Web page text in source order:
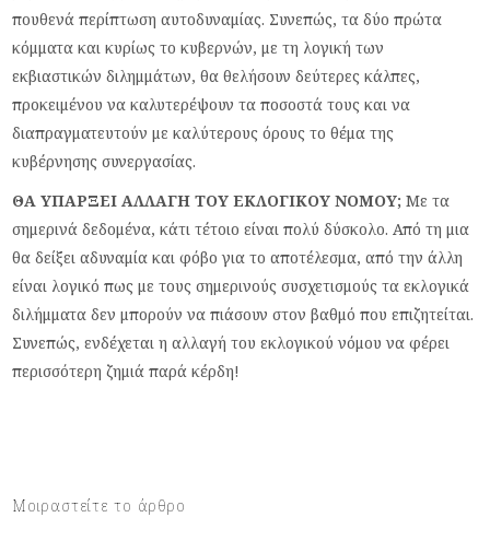
πουθενά περίπτωση αυτοδυναμίας. Συνεπώς, τα δύο πρώτα
κόμματα και κυρίως το κυβερνών, με τη λογική των
εκβιαστικών διλημμάτων, θα θελήσουν δεύτερες κάλπες,
προκειμένου να καλυτερέψουν τα ποσοστά τους και να
διαπραγματευτούν με καλύτερους όρους το θέμα της
κυβέρνησης συνεργασίας.
ΘΑ ΥΠΑΡΞΕΙ ΑΛΛΑΓΗ ΤΟΥ ΕΚΛΟΓΙΚΟΥ ΝΟΜΟΥ; Με τα
σημερινά δεδομένα, κάτι τέτοιο είναι πολύ δύσκολο. Από τη μια
θα δείξει αδυναμία και φόβο για το αποτέλεσμα, από την άλλη
είναι λογικό πως με τους σημερινούς συσχετισμούς τα εκλογικά
διλήμματα δεν μπορούν να πιάσουν στον βαθμό που επιζητείται.
Συνεπώς, ενδέχεται η αλλαγή του εκλογικού νόμου να φέρει
περισσότερη ζημιά παρά κέρδη!
Μοιραστείτε το άρθρο